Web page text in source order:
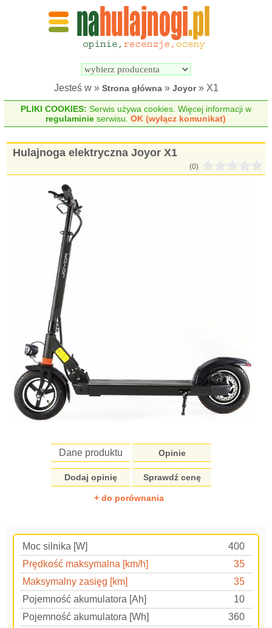
Wyszukiwarka
elektrycznych
Jesteś w » Strona główna» Joyor» X1
PLIKI COOKIES: Serwis używa cookies. Więcej informacji w
regulaminie serwisu.OK (wyłącz komunikat)
Hulajnoga elektryczna Joyor X1
(0)
Dane produktu Opinie
Dodaj opinię Sprawdź cenę
+ do porównania
Moc silnika [W]
400
Prędkość maksymalna [km/h]
35
Maksymalny zasięg [km]
35
Pojemność akumulatora [Ah]
10
Pojemność akumulatora [Wh]
360